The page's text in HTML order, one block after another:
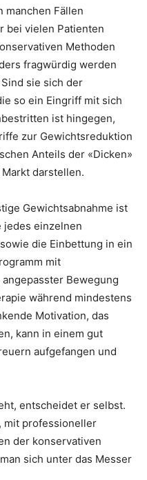
manchen Fällen
bei vielen Patienten
Methoden
fragwürdig werden
sie sich der
so ein Eingriff mit sich
ist hingegen,
zur Gewichtsreduktion
Anteils der «Dicken»
darstellen.
Gewichtsabnahme ist
jedes einzelnen
die Einbettung in ein
mit
Bewegung
während mindestens
Motivation, das
kann in einem gut
aufgefangen und
entscheidet er selbst.
mit professioneller
der konservativen
sich unter das Messer